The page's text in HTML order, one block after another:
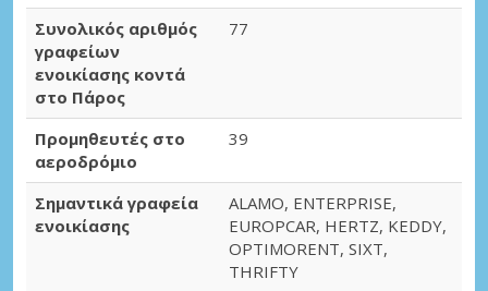
Συνολικός αριθμός
γραφείων
ενοικίασης κοντά
στο Πάρος
77
Προμηθευτές στο
αεροδρόμιο
39
Σημαντικά γραφεία
ενοικίασης
ALAMO, ENTERPRISE,
EUROPCAR, HERTZ, KEDDY,
OPTIMORENT, SIXT,
THRIFTY